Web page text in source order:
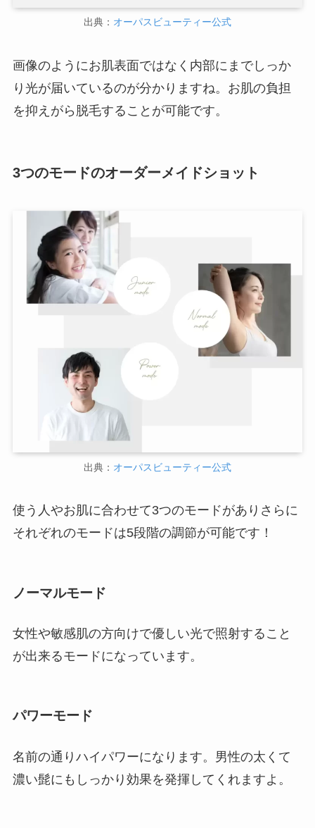
出典： オーパスビューティー公式
画像のようにお肌表面ではなく内部にまでしっか
り光が届いているのが分かりますね。お肌の負担
を抑えがら脱毛することが可能です。
3つのモードのオーダーメイドショット
出典： オーパスビューティー公式
使う人やお肌に合わせて3つのモードがありさらに
それぞれのモードは5段階の調節が可能です！
ノーマルモード
女性や敏感肌の方向けで優しい光で照射すること
が出来るモードになっています。
パワーモード
名前の通りハイパワーになります。男性の太くて
濃い髭にもしっかり効果を発揮してくれますよ。